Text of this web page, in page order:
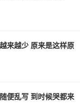
来越少 原来是这样原
便乱写 到时候哭都来